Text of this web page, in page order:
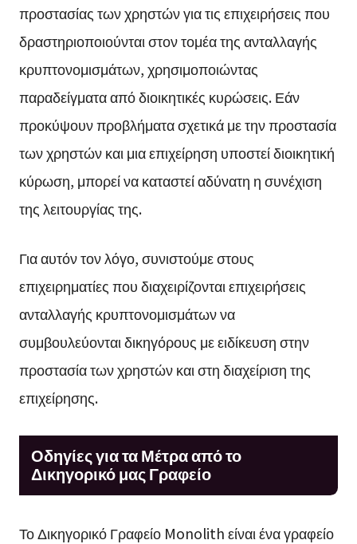
προστασίας των χρηστών για τις επιχειρήσεις που
δραστηριοποιούνται στον τομέα της ανταλλαγής
κρυπτονομισμάτων, χρησιμοποιώντας
παραδείγματα από διοικητικές κυρώσεις. Εάν
προκύψουν προβλήματα σχετικά με την προστασία
των χρηστών και μια επιχείρηση υποστεί διοικητική
κύρωση, μπορεί να καταστεί αδύνατη η συνέχιση
της λειτουργίας της.
Για αυτόν τον λόγο, συνιστούμε στους
επιχειρηματίες που διαχειρίζονται επιχειρήσεις
ανταλλαγής κρυπτονομισμάτων να
συμβουλεύονται δικηγόρους με ειδίκευση στην
προστασία των χρηστών και στη διαχείριση της
επιχείρησης.
Οδηγίες για τα Μέτρα από το
Δικηγορικό μας Γραφείο
Το Δικηγορικό Γραφείο Monolith είναι ένα γραφείο